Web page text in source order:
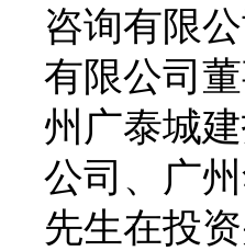
咨询有限
有限公司
州广泰城
公司、广
先生在投